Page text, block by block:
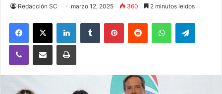
Redacción SC marzo 12, 2025 360 2 minutos leidos
Facebook
X LinkedInTumblr PinterestReddit WhatsApp
Viber Compartir vía email Imprimir